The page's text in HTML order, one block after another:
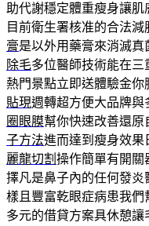
助代謝穩定體重瘦身讓
目前衛生署核准的合法
膏是以外用藥膏來消滅
除毛多位醫師技術能在
熱門景點立即送體驗金
貼現週轉超方便大品牌與
圈眼膜幫你快速改善還原
子方法進而達到瘦身效果
麗龍切割 操作簡單有開關
擇凡是鼻子內的任何發
樣且豐富乾眼症病患我們
多元的借貸方案具休憩